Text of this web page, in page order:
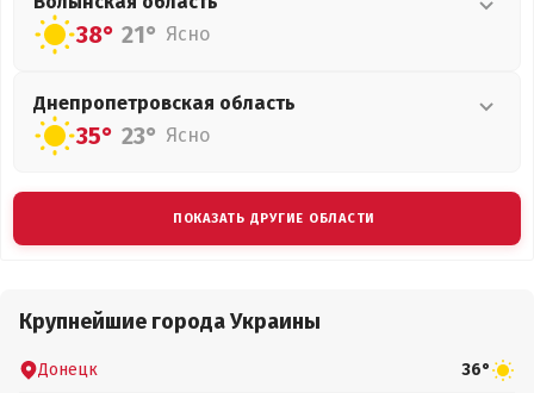
38° 21° Ясно
Днепропетровская область
35° 23° Ясно
ПОКАЗАТЬ ДРУГИЕ ОБЛАСТИ
Крупнейшие города Украины
Донецк 36°